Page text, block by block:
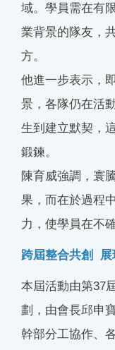
域。學員需在有
業背景的隊友，
方。
他進一步表示，
景，各隊仍在活
生到建立默契，
鍛鍊。
陳育威強調，寰
果，而在於過程
力，使學員在不
跨屆整合共創 展
本屆活動由第37
劃，由會長邱申
幹部分工協作、